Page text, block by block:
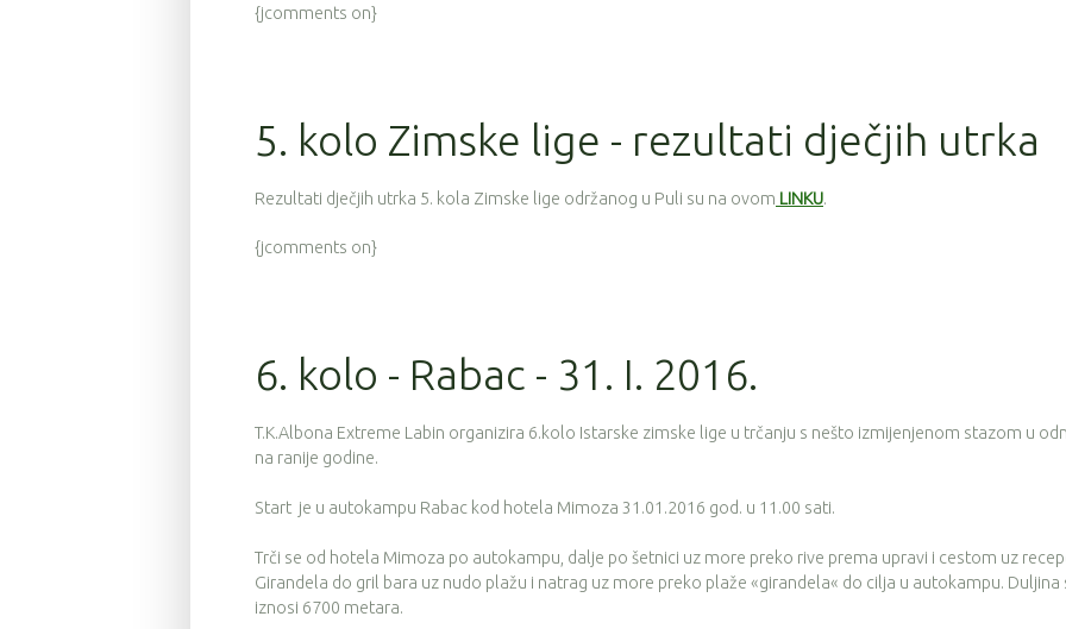
{jcomments on}
5. kolo Zimske lige - rezultati dječjih utrka
Rezultati dječjih utrka 5. kola Zimske lige održanog u Puli su na ovom LINKU.
{jcomments on}
6. kolo - Rabac - 31. I. 2016.
T.K.Albona Extreme Labin organizira 6.kolo Istarske zimske lige u trčanju s nešto izmijenjenom stazom u
na ranije godine.
Start je u autokampu Rabac kod hotela Mimoza 31.01.2016 god. u 11.00 sati.
Trči se od hotela Mimoza po autokampu, dalje po šetnici uz more preko rive prema upravi i cestom uz
Girandela do gril bara uz nudo plažu i natrag uz more preko plaže «girandela« do cilja u autokampu. Duljina
iznosi 6700 metara.